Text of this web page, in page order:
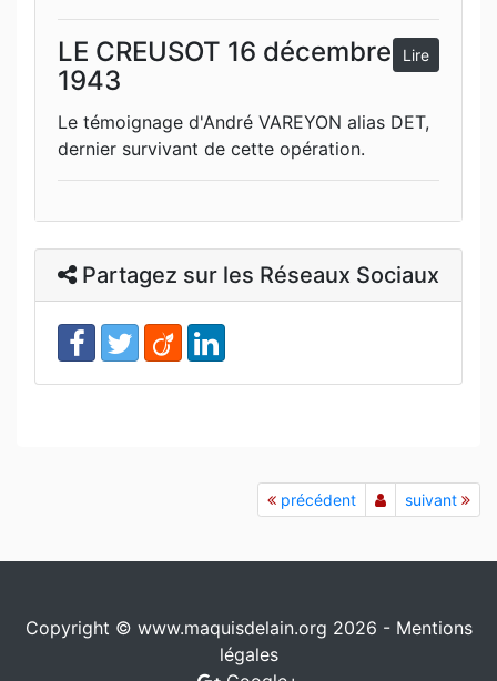
Lire
LE CREUSOT 16 décembre
1943
Le témoignage d'André VAREYON alias DET,
dernier survivant de cette opération.
Partagez sur les Réseaux Sociaux
précédent suivant
Copyright © www.maquisdelain.org 2026 - Mentions
légales